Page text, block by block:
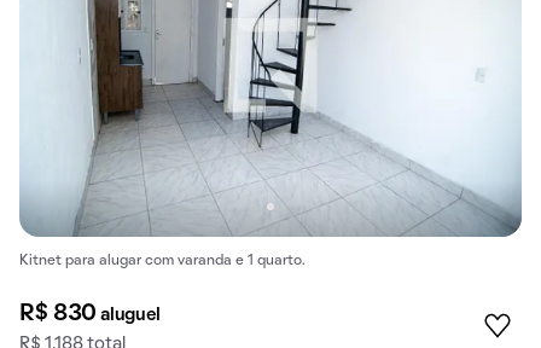
Kitnet para alugar com varanda e 1 quarto.
R$ 830aluguel
R$ 1.188 total